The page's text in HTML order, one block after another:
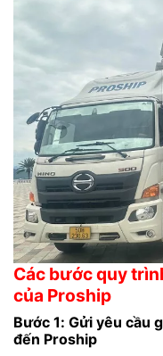
Các bước quy
của Proship
Bước 1: Gửi yêu cầu
đến Proship